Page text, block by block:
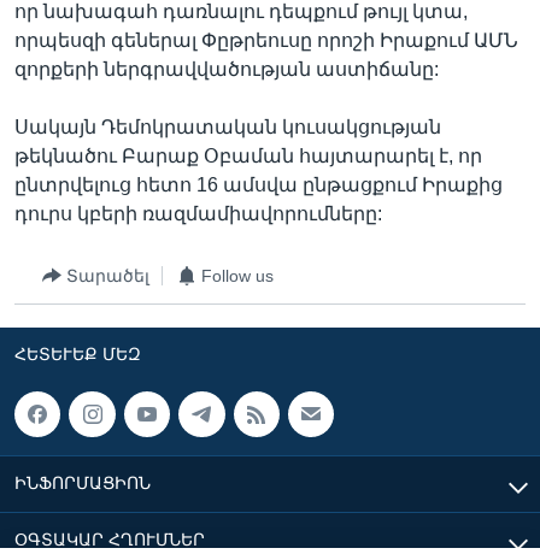
որ նախագահ դառնալու դեպքում թույլ կտա,
որպեսզի գեներալ Փըթրեուսը որոշի Իրաքում ԱՄՆ
զորքերի ներգրավվածության աստիճանը:
Սակայն Դեմոկրատական կուսակցության
թեկնածու Բարաք Օբաման հայտարարել է, որ
ընտրվելուց հետո 16 ամսվա ընթացքում Իրաքից
դուրս կբերի ռազմամիավորումները:
Տարածել Follow us
ՀԵՏԵՒԵՔ ՄԵԶ
ԻՆՖՈՐՄԱՑԻՈՆ
ՕԳՏԱԿԱՐ ՀՂՈՒՄՆԵՐ